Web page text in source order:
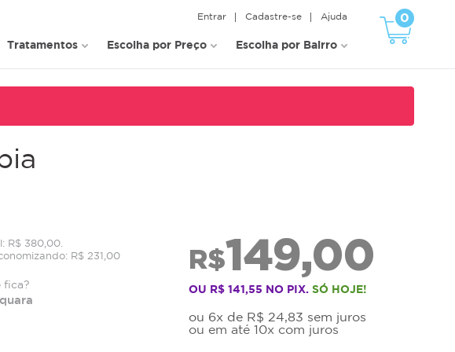
0
Entrar Cadastre-se Ajuda
Tratamentos Escolha por Preço Escolha por Bairro
R$ 380,00.
R$ 231,00
fica?
R$149,00
OU R$ 141,55 NO PIX. SÓ HOJE!
ou 6x de R$ 24,83 sem juros
ou em até 10x com juros